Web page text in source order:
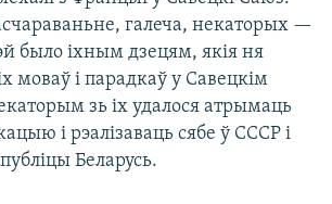
галеча, некаторых —
было іхным дзецям, якія ня
моваў і парадкаў у Савецкім
зь іх удалося атрымаць
і рэалізаваць сябе ў СССР і
Беларусь.